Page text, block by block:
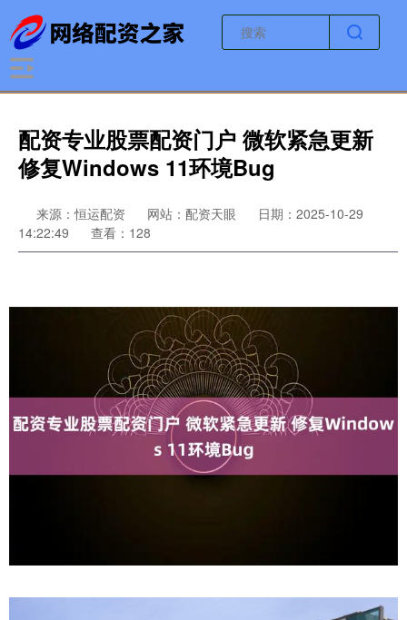
配资专业股票配资门户 微软紧急更新
修复Windows 11环境Bug
来源：恒运配资 网站：配资天眼
日期：2025-10-29
14:22:49
查看：128